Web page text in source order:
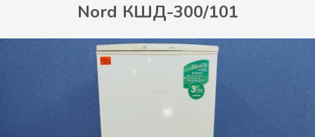
Nord КШД-300/101